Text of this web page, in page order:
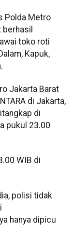
Polda Metro
toko roti
Kapuk,
Jakarta Barat
di Jakarta,
di
pukul 23.00
WIB di
polisi tidak
hanya dipicu